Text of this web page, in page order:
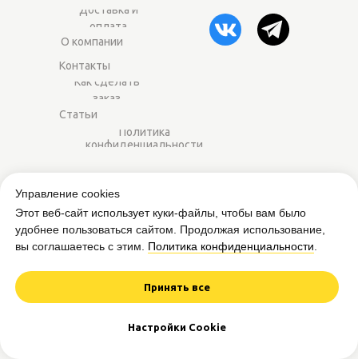
Управление cookies
Этот веб-сайт использует куки-файлы, чтобы вам было
удобнее пользоваться сайтом. Продолжая использование,
вы соглашаетесь с этим. Политика конфиденциальности.
Принять все
Настройки Cookie
Контакты
О компании
Доставка и
оплата
2014–2025 ©
центров.
Статьи
Как сделать
заказ
Вся представленная на сайте информация
является публичной офертой.
Политика
конфиденциальности
Worker from Mars